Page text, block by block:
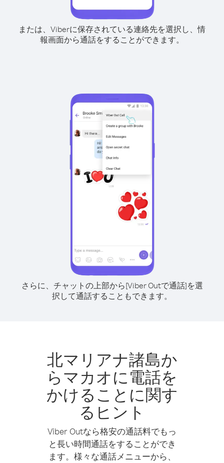
または、Viberに保存されている連絡先を選択し、情
報画面から通話をすることができます。
さらに、チャットの上部から[Viber Outで通話]を選
択して通話することもできます。
北マリアナ諸島か
らマカオに電話を
かけることに関す
るヒント
Viber Outなら格安の通話料でもっ
と長い時間通話をすることができ
ます。様々な通話メニューから、